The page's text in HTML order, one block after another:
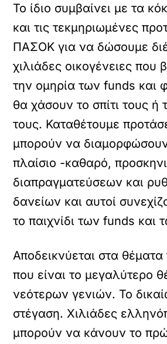
Το ίδιο συμβαίνει με τα
και τις τεκμηριωμένες
ΠΑΣΟΚ για να δώσουμε
χιλιάδες οικογένειες που
την ομηρία των funds και
θα χάσουν το σπίτι τους ή
τους. Καταθέτουμε
μπορούν να
πλαίσιο -καθαρό,
διαπραγματεύσεων και
δανείων και αυτοί
το παιχνίδι των funds και
Αποδεικνύεται στα θέματα
που είναι το μεγαλύτερο
νεότερων γενιών. Το
στέγαση. Χιλιάδες
μπορούν να κάνουν το